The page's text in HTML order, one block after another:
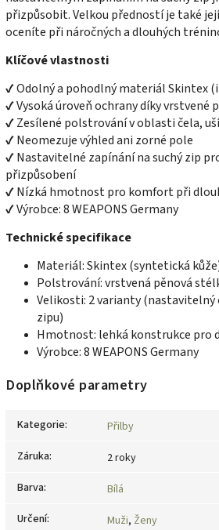
přizpůsobit. Velkou předností je také
oceníte při náročných a dlouhých
Klíčové vlastnosti
✔ Odolný a pohodlný materiál Skintex
✔ Vysoká úroveň ochrany díky vrstvené
✔ Zesílené polstrování v oblasti čela,
✔ Neomezuje výhled ani zorné pole
✔ Nastavitelné zapínání na suchý zip
přizpůsobení
✔ Nízká hmotnost pro komfort při
✔ Výrobce: 8 WEAPONS Germany
Technické specifikace
Materiál: Skintex (syntetická
Polstrování: vrstvená pěnová
Velikosti: 2 varianty (nastavitelný
zipu)
Hmotnost: lehká konstrukce pro
Výrobce: 8 WEAPONS Germany
Doplňkové parametry
Kategorie:
Přilby
Záruka:
2 roky
Barva:
Bílá
Určení: Muži, Ženy